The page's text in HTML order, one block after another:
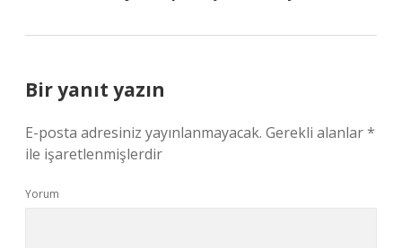
Bir yanıt yazın
E-posta adresiniz yayınlanmayacak. Gerekli alanlar*
ile işaretlenmişlerdir
Yorum